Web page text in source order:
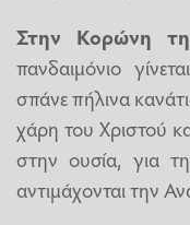
Στην Κορώνη
πανδαιμόνιο
σπάνε πήλινα
χάρη του Χριστού
στην ουσία, για
αντιμάχονται την